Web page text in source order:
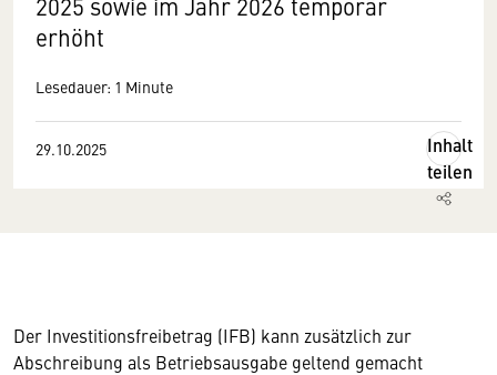
erhöht
Lesedauer: 1 Minute
29.10.2025
Inhalt
teilen
Der Investitionsfreibetrag (IFB) kann zusätzlich zur
Abschreibung als Betriebsausgabe geltend gemacht